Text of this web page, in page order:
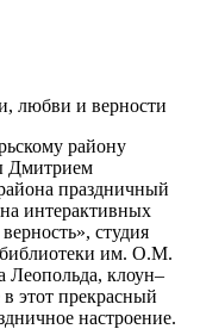
району
Дмитрием
праздничный
интерактивных
студия
библиотеки им. О.М.
Леопольда, клоун–
этот прекрасный
настроение.